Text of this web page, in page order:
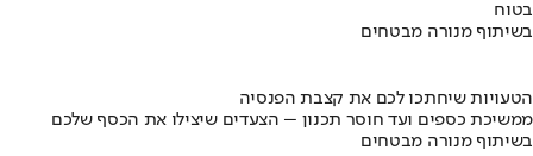
בטוח
בשיתוף מנורה מבטחים
הטעויות שיחתכו לכם את קצבת הפנסיה
ממשיכת כספים ועד חוסר תכנון – הצעדים שיצילו את הכסף שלכם
בשיתוף מנורה מבטחים